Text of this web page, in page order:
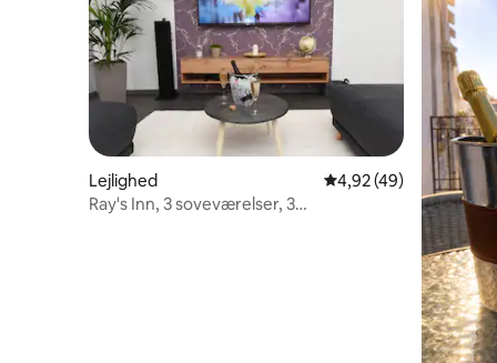
Lejlighed 4,92 ud af 5 i
4,92 (49)
Ray's Inn, 3 soveværelser, 3